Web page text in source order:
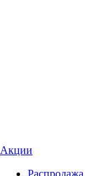
Акции
Распродажа